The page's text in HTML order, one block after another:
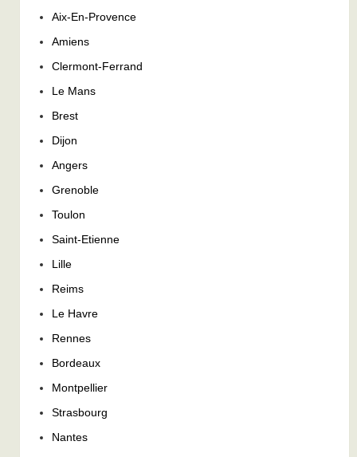
Aix-En-Provence
Amiens
Clermont-Ferrand
Le Mans
Brest
Dijon
Angers
Grenoble
Toulon
Saint-Etienne
Lille
Reims
Le Havre
Rennes
Bordeaux
Montpellier
Strasbourg
Nantes